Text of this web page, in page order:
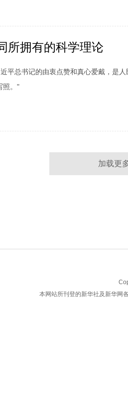
所拥有的科学理论
总书记的由衷点赞和真心爱戴，是人
照。"
加载更
本网站所刊登的新华社及新华网